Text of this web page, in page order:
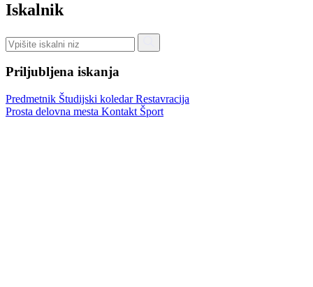
Iskalnik
Priljubljena iskanja
Predmetnik Študijski koledarRestavracija
Prosta delovna mesta Kontakt Šport